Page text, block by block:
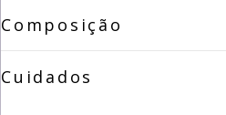
Composição
Cuidados